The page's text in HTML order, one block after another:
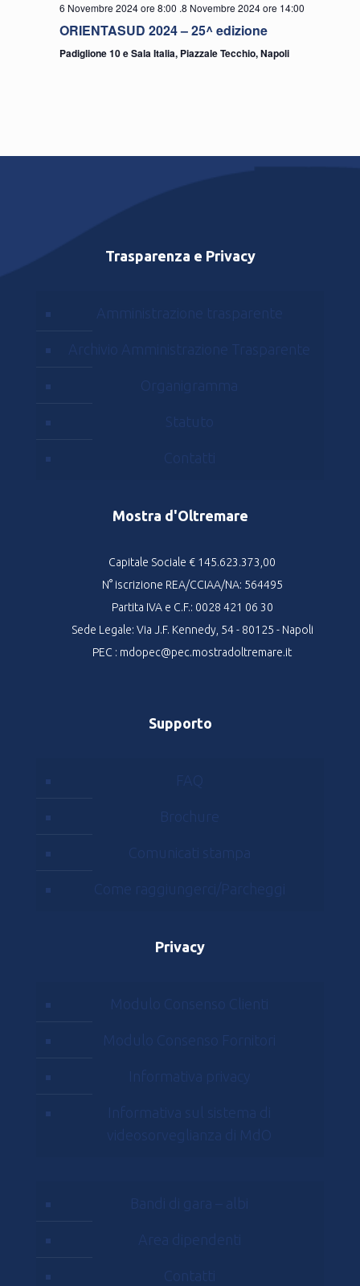
6 Novembre 2024 ore 8:00 .8 Novembre 2024 ore 14:00
ORIENTASUD 2024 – 25^ edizione
Padiglione 10 e Sala Italia, Piazzale Tecchio, Napoli
Trasparenza e Privacy
Amministrazione trasparente
Archivio Amministrazione Trasparente
Organigramma
Statuto
Contatti
Mostra d'Oltremare
Capitale Sociale € 145.623.373,00
N° iscrizione REA/CCIAA/NA: 564495
Partita IVA e C.F.: 0028 421 06 30
Sede Legale: Via J.F. Kennedy, 54 - 80125 - Napoli
PEC : mdopec@pec.mostradoltremare.it
Supporto
FAQ
Brochure
Comunicati stampa
Come raggiungerci/Parcheggi
Privacy
Modulo Consenso Clienti
Modulo Consenso Fornitori
Informativa privacy
Informativa sul sistema di
videosorveglianza di MdO
Bandi di gara – albi
Area dipendenti
Contatti